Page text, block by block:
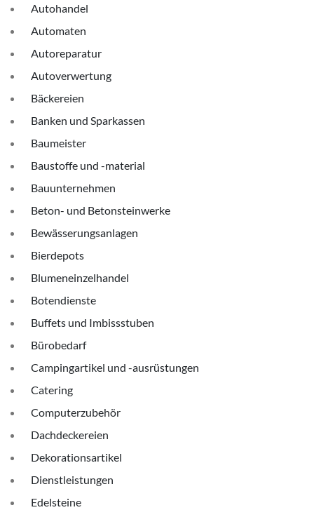
Autohandel
Automaten
Autoreparatur
Autoverwertung
Bäckereien
Banken und Sparkassen
Baumeister
Baustoffe und -material
Bauunternehmen
Beton- und Betonsteinwerke
Bewässerungsanlagen
Bierdepots
Blumeneinzelhandel
Botendienste
Buffets und Imbissstuben
Bürobedarf
Campingartikel und -ausrüstungen
Catering
Computerzubehör
Dachdeckereien
Dekorationsartikel
Dienstleistungen
Edelsteine